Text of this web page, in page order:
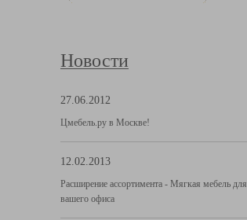
Новости
27.06.2012
Цмебель.ру в Москве!
12.02.2013
Расширение ассортимента - Мягкая мебель для
вашего офиса